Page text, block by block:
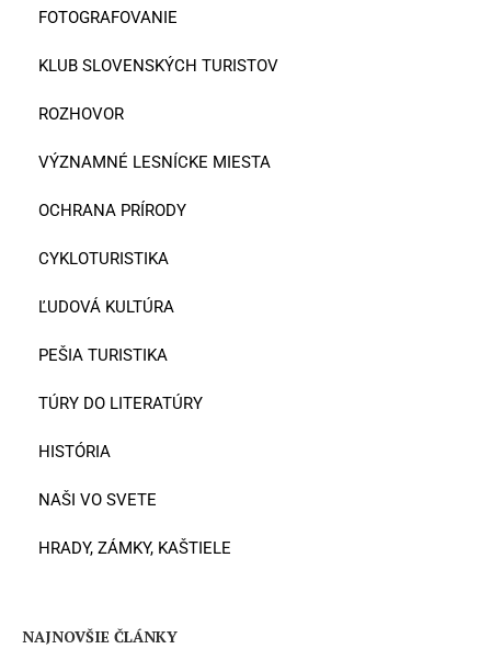
FOTOGRAFOVANIE
KLUB SLOVENSKÝCH TURISTOV
ROZHOVOR
VÝZNAMNÉ LESNÍCKE MIESTA
OCHRANA PRÍRODY
CYKLOTURISTIKA
ĽUDOVÁ KULTÚRA
PEŠIA TURISTIKA
TÚRY DO LITERATÚRY
HISTÓRIA
NAŠI VO SVETE
HRADY, ZÁMKY, KAŠTIELE
NAJNOVŠIE ČLÁNKY